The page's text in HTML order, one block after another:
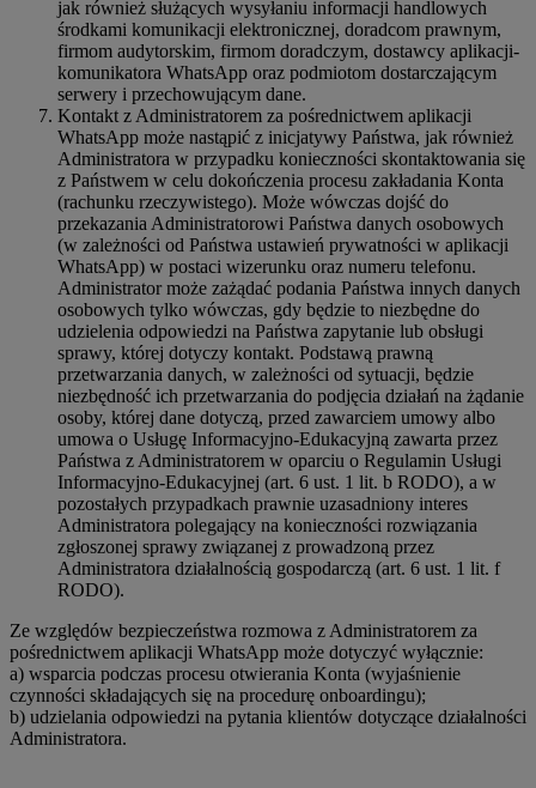
jak również służących wysyłaniu informacji handlowych
środkami komunikacji elektronicznej, doradcom prawnym,
firmom audytorskim, firmom doradczym, dostawcy aplikacji-
komunikatora WhatsApp oraz podmiotom dostarczającym
serwery i przechowującym dane.
Kontakt z Administratorem za pośrednictwem aplikacji
WhatsApp może nastąpić z inicjatywy Państwa, jak również
Administratora w przypadku konieczności skontaktowania się
z Państwem w celu dokończenia procesu zakładania Konta
(rachunku rzeczywistego). Może wówczas dojść do
przekazania Administratorowi Państwa danych osobowych
(w zależności od Państwa ustawień prywatności w aplikacji
WhatsApp) w postaci wizerunku oraz numeru telefonu.
Administrator może zażądać podania Państwa innych danych
osobowych tylko wówczas, gdy będzie to niezbędne do
udzielenia odpowiedzi na Państwa zapytanie lub obsługi
sprawy, której dotyczy kontakt. Podstawą prawną
przetwarzania danych, w zależności od sytuacji, będzie
niezbędność ich przetwarzania do podjęcia działań na żądanie
osoby, której dane dotyczą, przed zawarciem umowy albo
umowa o Usługę Informacyjno-Edukacyjną zawarta przez
Państwa z Administratorem w oparciu o Regulamin Usługi
Informacyjno-Edukacyjnej (art. 6 ust. 1 lit. b RODO), a w
pozostałych przypadkach prawnie uzasadniony interes
Administratora polegający na konieczności rozwiązania
zgłoszonej sprawy związanej z prowadzoną przez
Administratora działalnością gospodarczą (art. 6 ust. 1 lit. f
RODO).
Ze względów bezpieczeństwa rozmowa z Administratorem za
pośrednictwem aplikacji WhatsApp może dotyczyć wyłącznie:
a) wsparcia podczas procesu otwierania Konta (wyjaśnienie
czynności składających się na procedurę onboardingu);
b) udzielania odpowiedzi na pytania klientów dotyczące działalności
Administratora.